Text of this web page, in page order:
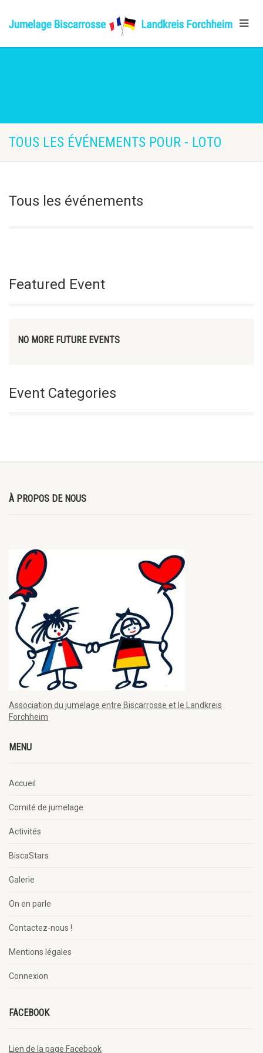
TOUS LES ÉVÉNEMENTS POUR - LOTO
Tous les événements
Featured Event
NO MORE FUTURE EVENTS
Event Categories
À PROPOS DE NOUS
Association du jumelage entre Biscarrosse et le Landkreis
Forchheim
MENU
Accueil
Comité de jumelage
Activités
BiscaStars
Galerie
On en parle
Contactez-nous !
Mentions légales
Connexion
FACEBOOK
Lien de la page Facebook